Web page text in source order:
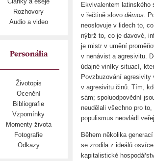
Rozhovory
Audio a video
Personália
Životopis
Ocenění
Bibliografie
Vzpomínky
Momenty života
Fotografie
Odkazy
Ekvivalentem latinského
v řečtině slovo démos .
neoslovuje v lidech to,
nýbrž to, co je davové,
je mistr v umění
v nenávist a agresivitu.
údajné viníky situací,
Povzbuzování agresivity
v agresivitu činů. Tím,
sám; spoluodpovědní
neudělali všechno pro
populismus neovládl
Během několika
se zrodila z ideálů
kapitalistické